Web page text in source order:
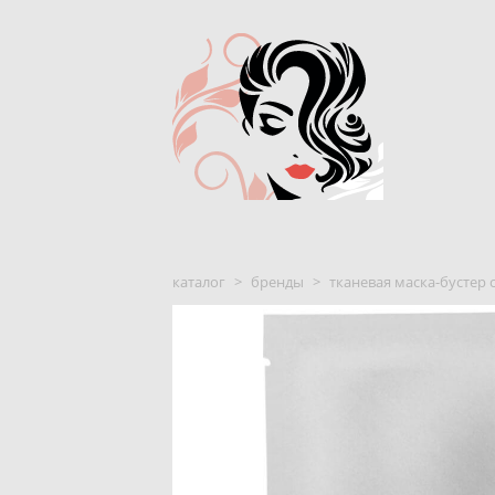
каталог > бренды > тканевая маска-